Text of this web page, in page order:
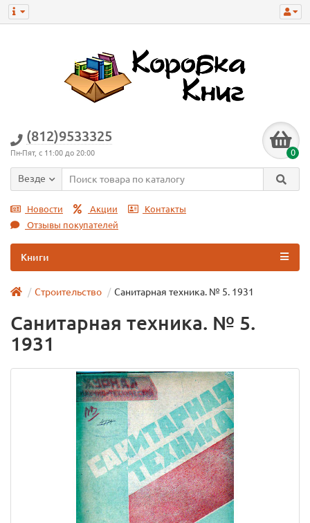
(812)9533325
Пн-Пят, с 11:00 до 20:00 0
Везде
Новости Акции
Контакты
Отзывы покупателей
Книги
Строительство Санитарная техника. № 5. 1931
Санитарная техника. № 5.
1931